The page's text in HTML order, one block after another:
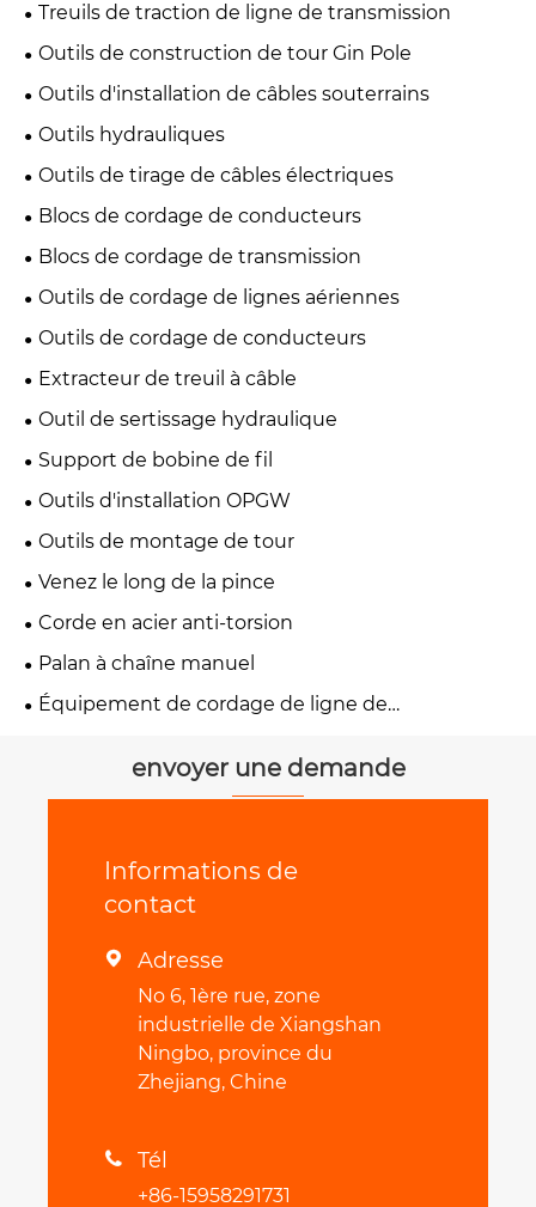
Treuils de traction de ligne de transmission
Outils de construction de tour Gin Pole
Outils d'installation de câbles souterrains
Outils hydrauliques
Outils de tirage de câbles électriques
Blocs de cordage de conducteurs
Blocs de cordage de transmission
Outils de cordage de lignes aériennes
Outils de cordage de conducteurs
Extracteur de treuil à câble
Outil de sertissage hydraulique
Support de bobine de fil
Outils d'installation OPGW
Outils de montage de tour
Venez le long de la pince
Corde en acier anti-torsion
Palan à chaîne manuel
Équipement de cordage de ligne de
envoyer une demande
Informations de
contact
 Adresse
No 6, 1ère rue, zone
industrielle de Xiangshan
Ningbo, province du
Zhejiang, Chine
 Tél
+86-15958291731